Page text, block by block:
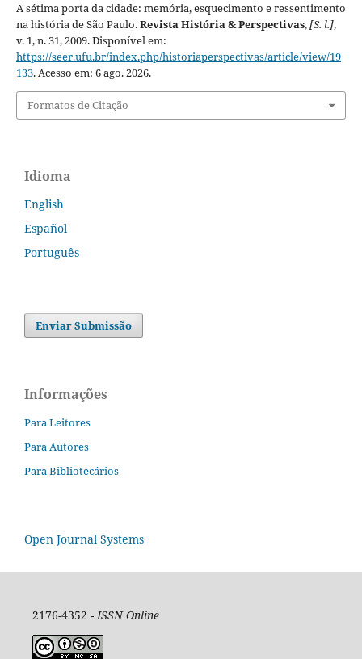
A sétima porta da cidade: memória, esquecimento e ressentimento
na história de São Paulo.Revista História & Perspectivas,[S. l.],
v. 1, n. 31, 2009. Disponível em:
https://seer.ufu.br/index.php/historiaperspectivas/article/view/19
133. Acesso em: 6 ago. 2026.
Formatos de Citação
Idioma
English
Español
Português
Enviar Submissão
Informações
Para Leitores
Para Autores
Para Bibliotecários
Open Journal Systems
2176-4352 - ISSN Online